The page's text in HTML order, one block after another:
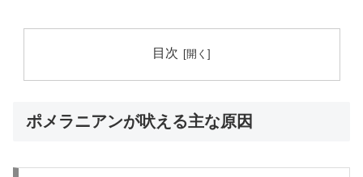
目次
ポメラニアンが吠える主な原因